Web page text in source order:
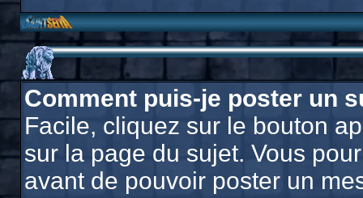
Comment puis-je poster un
Facile, cliquez sur le bouton
sur la page du sujet. Vous
avant de pouvoir poster un